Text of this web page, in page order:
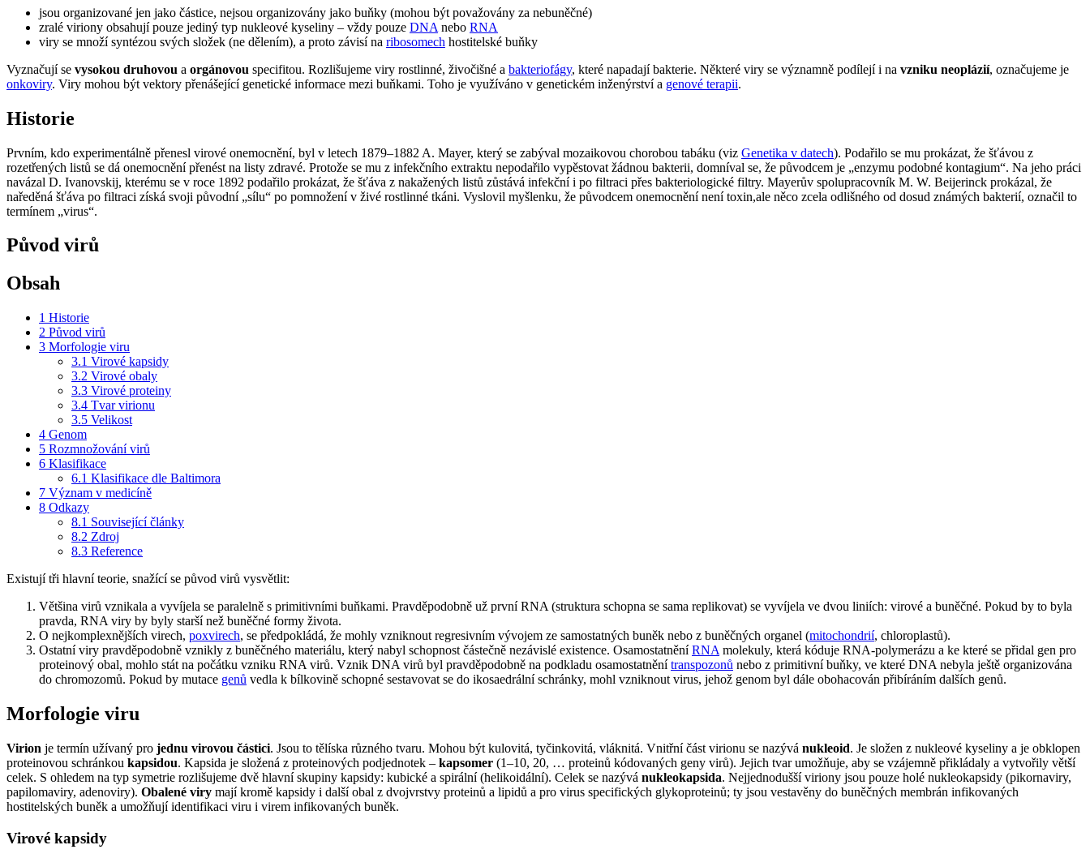
jsou organizované jen jako částice, nejsou organizovány jako buňky (mohou být považovány za nebuněčné)
zralé viriony obsahují pouze jediný typ nukleové kyseliny – vždy pouze DNA nebo RNA
viry se množí syntézou svých složek (ne dělením), a proto závisí na ribosomech hostitelské buňky
Vyznačují se vysokou druhovou a orgánovou specifitou. Rozlišujeme viry rostlinné, živočišné a bakteriofágy, které napadají bakterie. Některé viry se významně podílejí i na vzniku neoplázií, označujeme je
onkoviry. Viry mohou být vektory přenášející genetické informace mezi buňkami. Toho je využíváno v genetickém inženýrství a genové terapii.
Historie
Prvním, kdo experimentálně přenesl virové onemocnění, byl v letech 1879–1882 A. Mayer, který se zabýval mozaikovou chorobou tabáku (viz Genetika v datech). Podařilo se mu prokázat, že šťávou z
rozetřených listů se dá onemocnění přenést na listy zdravé. Protože se mu z infekčního extraktu nepodařilo vypěstovat žádnou bakterii, domníval se, že původcem je „enzymu podobné kontagium“. Na jeho práci
navázal D. Ivanovskij, kterému se v roce 1892 podařilo prokázat, že šťáva z nakažených listů zůstává infekční i po filtraci přes bakteriologické filtry. Mayerův spolupracovník M. W. Beijerinck prokázal, že
naředěná šťáva po filtraci získá svoji původní „sílu“ po pomnožení v živé rostlinné tkáni. Vyslovil myšlenku, že původcem onemocnění není toxin,ale něco zcela odlišného od dosud známých bakterií, označil to
termínem „virus“.
Původ virů
Obsah
1 Historie
2 Původ virů
3 Morfologie viru
3.1 Virové kapsidy
3.2 Virové obaly
3.3 Virové proteiny
3.4 Tvar virionu
3.5 Velikost
4 Genom
5 Rozmnožování virů
6 Klasifikace
6.1 Klasifikace dle Baltimora
7 Význam v medicíně
8 Odkazy
8.1 Související články
8.2 Zdroj
8.3 Reference
Existují tři hlavní teorie, snažící se původ virů vysvětlit:
Většina virů vznikala a vyvíjela se paralelně s primitivními buňkami. Pravděpodobně už první RNA (struktura schopna se sama replikovat) se vyvíjela ve dvou liniích: virové a buněčné. Pokud by to byla
pravda, RNA viry by byly starší než buněčné formy života.
O nejkomplexnějších virech, poxvirech, se předpokládá, že mohly vzniknout regresivním vývojem ze samostatných buněk nebo z buněčných organel (mitochondrií, chloroplastů).
Ostatní viry pravděpodobně vznikly z buněčného materiálu, který nabyl schopnost částečně nezávislé existence. OsamostatněníRNA molekuly, která kóduje RNA-polymerázu a ke které se přidal gen pro
proteinový obal, mohlo stát na počátku vzniku RNA virů. Vznik DNA virů byl pravděpodobně na podkladu osamostatněnítranspozonů nebo z primitivní buňky, ve které DNA nebyla ještě organizována
do chromozomů. Pokud by mutace genů vedla k bílkovině schopné sestavovat se do ikosaedrální schránky, mohl vzniknout virus, jehož genom byl dále obohacován přibíráním dalších genů.
Morfologie viru
Virion je termín užívaný pro jednu virovou částici. Jsou to tělíska různého tvaru. Mohou být kulovitá, tyčinkovitá, vláknitá. Vnitřní část virionu se nazývá nukleoid. Je složen z nukleové kyseliny a je obklopen
proteinovou schránkou kapsidou. Kapsida je složená z proteinových podjednotek – kapsomer (1–10, 20, … proteinů kódovaných geny virů). Jejich tvar umožňuje, aby se vzájemně přikládaly a vytvořily větší
celek. S ohledem na typ symetrie rozlišujeme dvě hlavní skupiny kapsidy: kubické a spirální (helikoidální). Celek se nazývá nukleokapsida. Nejjednodušší viriony jsou pouze holé nukleokapsidy (pikornaviry,
papilomaviry, adenoviry). Obalené viry mají kromě kapsidy i další obal z dvojvrstvy proteinů a lipidů a pro virus specifických glykoproteinů; ty jsou vestavěny do buněčných membrán infikovaných
hostitelských buněk a umožňují identifikaci viru i virem infikovaných buněk.
Virové kapsidy